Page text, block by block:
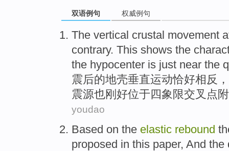
双语例句 权威例句
The vertical crustal movement
contrary. This shows the
the hypocenter is just near the
震后的地壳垂直运动恰好相反
震源也刚好位于四象限交叉点
youdao
Based on the elastic rebound
proposed in this paper, And the